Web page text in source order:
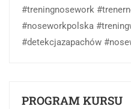
#treningnosework
#noseworkpolska
#detekcjazapachów
PROGRAM KURSU